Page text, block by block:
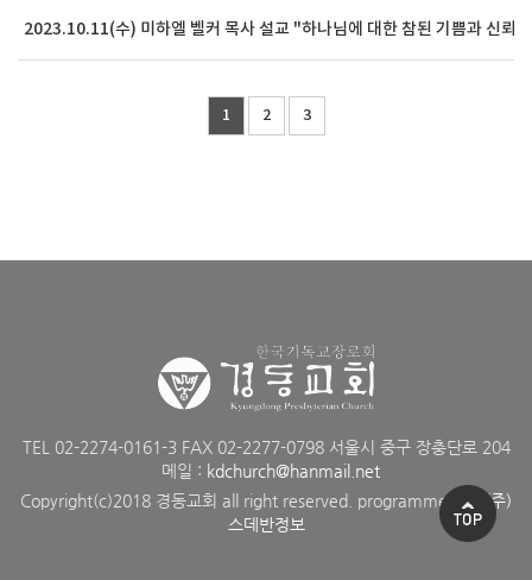
2023.10.11(수) 미하엘 벨커 목사 설교 "하나님에 대한 참된 기쁨과 신뢰"
1 2 3
TEL 02-2274-0161-3 FAX 02-2277-0798 서울시 중구 장충단로 204
메일 : kdchurch@hanmail.net
Copyright(c)2018 경동교회 all right reserved. programmed by
(주)
스데반정보